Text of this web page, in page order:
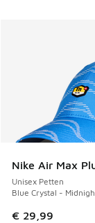
Nike Air Max
Unisex Petten
Blue Crystal -
€ 29,99